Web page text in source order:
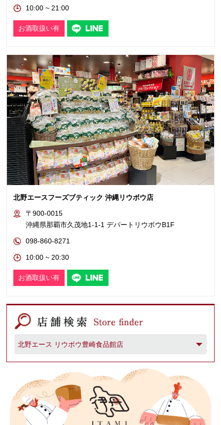
10:00 ~ 21:00
お酒取扱い有
北野エースフーズブティック 沖縄リウボウ店
〒900-0015
沖縄県那覇市久茂地1-1-1 デパートリウボウB1F
098-860-8271
10:00 ~ 20:30
お酒取扱い有